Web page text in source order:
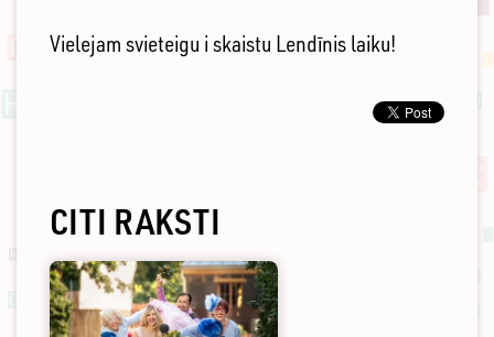
Vielejam svieteigu i skaistu Lendīnis laiku!
CITI RAKSTI